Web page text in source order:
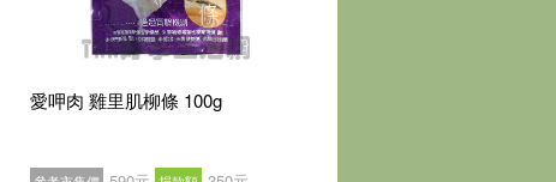
愛呷肉 雞里肌柳條 100g